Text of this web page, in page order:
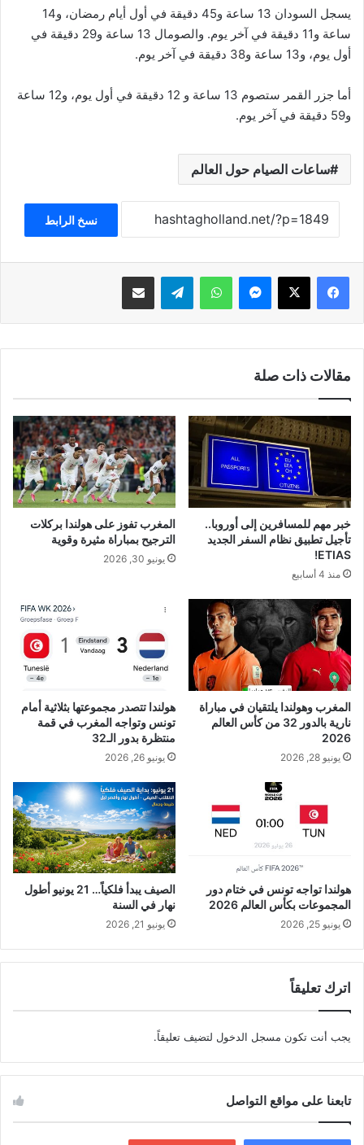
يسجل السودان 13 ساعة و45 دقيقة في أول أيام رمضان، و14
ساعة و11 دقيقة في آخر يوم. والصومال 13 ساعة و29 دقيقة في
أول يوم، و13 ساعة و38 دقيقة في آخر يوم.
أما جزر القمر ستصوم 13 ساعة و 12 دقيقة في أول يوم، و12 ساعة
و59 دقيقة في آخر يوم.
ساعات الصيام حول العالم
نسخ الرابط
فيسبوك ‫X ماسنجر واتساب تيلقرام مشاركة عبر البريد
مقالات ذات صلة
خبر مهم للمسافرين إلى أوروبا..
تأجيل تطبيق نظام السفر الجديد
ETIAS!
منذ 4 أسابيع
المغرب تفوز على هولندا بركلات
الترجيح بمباراة مثيرة وقوية
يونيو 30, 2026
المغرب وهولندا يلتقيان في مباراة
نارية بالدور 32 من كأس العالم
2026
يونيو 28, 2026
هولندا تتصدر مجموعتها بثلاثية أمام
تونس وتواجه المغرب في قمة
منتظرة بدور الـ32
يونيو 26, 2026
هولندا تواجه تونس في ختام دور
المجموعات بكأس العالم 2026
يونيو 25, 2026
الصيف يبدأ فلكياً… 21 يونيو أطول
نهار في السنة
يونيو 21, 2026
اترك تعليقاً
يجب أنت تكون مسجل الدخول لتضيف تعليقاً.
تابعنا على مواقع التواصل